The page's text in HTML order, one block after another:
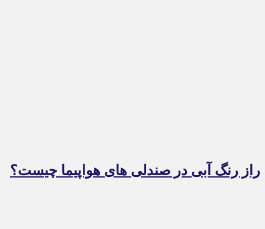
راز رنگ آبی در صندلی های هواپیما چیست؟